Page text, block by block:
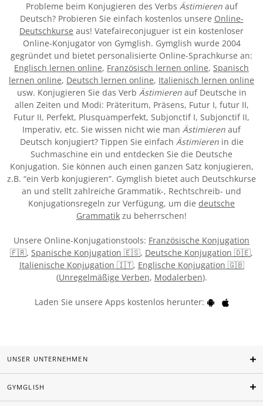
Probleme beim Konjugieren des Verbs Ästimierenauf
Deutsch? Probieren Sie einfach kostenlos unsere Online-
Deutschkurse aus! Vatefaireconjuguer ist ein kostenloser
Online-Konjugator von Gymglish. Gymglish wurde 2004
gegründet und bietet personalisierte Online-Sprachkurse an:
Englisch lernen online, Französisch lernen online, Spanisch
lernen online, Deutsch lernen online, Italienisch lernen online
usw. Konjugieren Sie das Verb Ästimierenauf Deutsche in
allen Zeiten und Modi: Präteritum, Präsens, Futur I, futur II,
Futur II, Perfekt, Plusquamperfekt, Subjonctif I, Subjonctif II,
Imperativ, etc. Sie wissen nicht wie man Ästimieren auf
Deutsch konjugiert? Tippen Sie einfach Ästimierenin die
Suchmaschine ein und entdecken Sie die Deutsche
Konjugation. Sie können auch einen ganzen Satz konjugieren,
z.B. “ein Verb konjugieren”. Gymglish bietet auch Deutschkurse
an und stellt zahlreiche Grammatik-, Rechtschreib- und
Konjugationsregeln zur Verfügung, um die deutsche
Grammatik zu beherrschen!
Unsere Online-Konjugationstools: Französische Konjugation
🇫🇷, Spanische Konjugation 🇪🇸, Deutsche Konjugation 🇩🇪,
Italienische Konjugation 🇮🇹, Englische Konjugation 🇬🇧
(Unregelmäßige Verben, Modalerben).
Laden Sie unsere Apps kostenlos herunter:
UNSER UNTERNEHMEN
GYMGLISH